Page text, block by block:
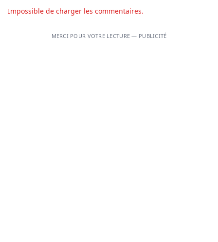
Impossible de charger les commentaires.
MERCI POUR VOTRE LECTURE — PUBLICITÉ